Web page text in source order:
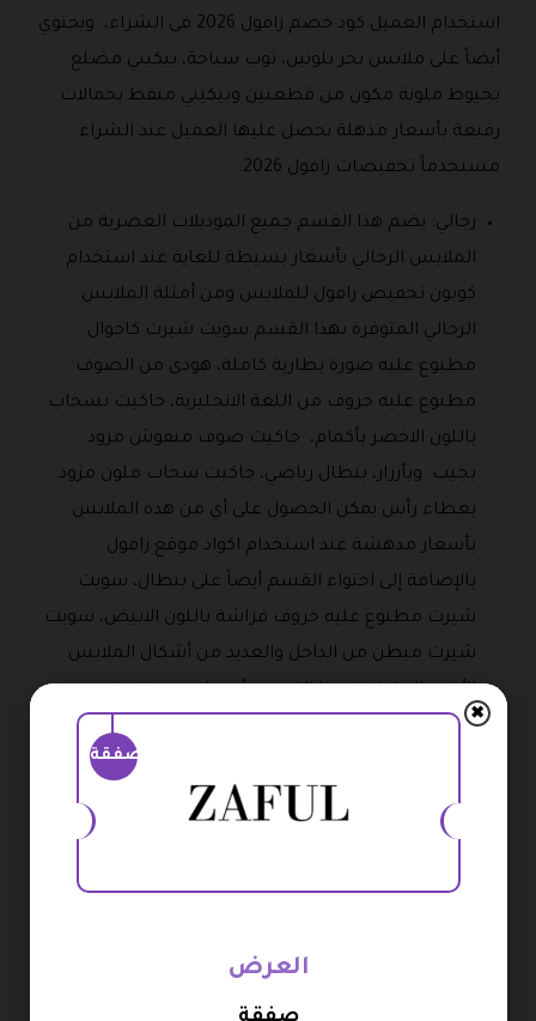
استخدام العميل كود خصم زافول 2026 في الشراء، ويحتوي
أيضاً على ملابس بحر بلونين، ثوب سباحة، بيكيني مضلع
بخيوط ملونة مكون من قطعتين وبيكيني منقط بحمالات
رفيعة بأسعار مذهلة يحصل عليها العميل عند الشراء
مستخدماً تخفيضات زافول 2026.
رجالي: يضم هذا القسم جميع الموديلات العصرية من
الملابس الرجالي بأسعار بسيطة للغاية عند استخدام
كوبون تخفيض زافول للملابس ومن أمثلة الملابس
الرجالي المتوفرة بهذا القسم سويت شيرت كاجوال
مطبوع عليه صورة بطارية كاملة، هودي من الصوف
مطبوع عليه حروف من اللغة الانجليزية، جاكيت بسحاب
باللون الاخضر بأكمام، جاكيت صوف منقوش مزود
بجيب وبأزرار، بنطال رياضي، جاكيت سحاب ملون مزود
بغطاء رأس يمكن الحصول على أي من هذه الملابس
بأسعار مدهشة عند استخدام اكواد موقع زافول
بالإضافة إلى احتواء القسم أيضاً على بنطال، سويت
شيرت مطبوع عليه حروف فراشة باللون الابيض، سويت
شيرت مبطن من الداخل والعديد من أشكال الملابس
استخدام العملاء كود خصم زافول 2026.
مقاسات كبيرة: يتميز متجر زافول بتخصيص قسم كامل
للمقاسات الكبيرة حرصاً منه على إرضاء عملائه وتلبية
طلباتهم ويحتوي هذا القسم على المقاسات الكبيرة من
مجموعة كبيرة من الملابس التي يبحث عنها العملاء
كود خصم زافول علي جميع المنتجات ومن أمثلة
صفقة
✖
العرض